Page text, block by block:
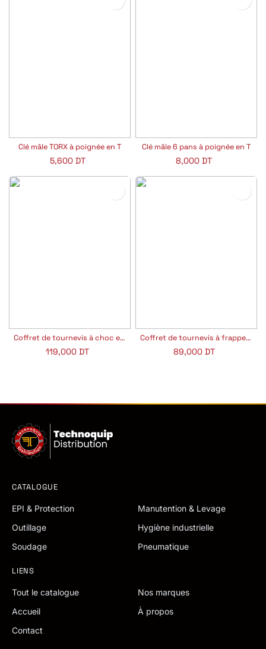
Clé mâle TORX à poignée en T
5,600DT
Clé mâle 6 pans à poignée en T
8,000 DT
Coffret de tournevis à choc et accessoires
119,000 DT
Coffret de tournevis à frapper et accessoires 8 pièces
89,000DT
CATALOGUE
EPI & Protection
Manutention & Levage
Outillage
Hygiène industrielle
Soudage
Pneumatique
LIENS
Tout le catalogue
Nos marques
Accueil
À propos
Contact